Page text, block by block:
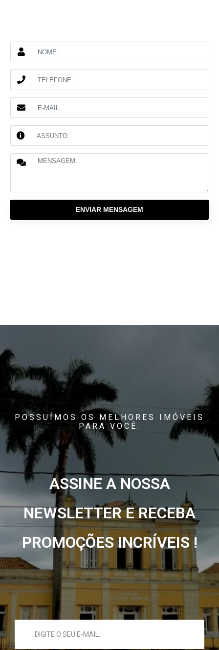
ENVIAR MENSAGEM
POSSUÍMOS OS MELHORES IMÓVEIS
PARA VOCÊ.
ASSINE A NOSSA
NEWSLETTER E RECEBA
PROMOÇÕES INCRÍVEIS !